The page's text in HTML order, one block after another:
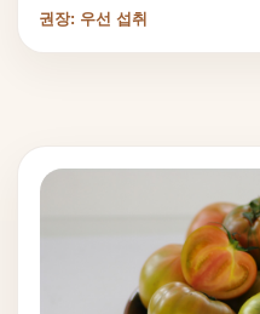
권장: 우선 섭취